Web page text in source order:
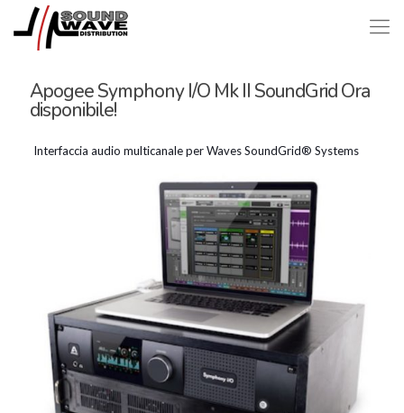
Apogee Symphony I/O Mk II SoundGrid Ora
disponibile!
Interfaccia audio multicanale per Waves SoundGrid® Systems